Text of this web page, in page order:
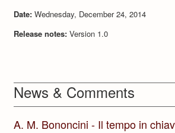
Date: Wednesday, December 24, 2014
Release notes: Version 1.0
News & Comments
A. M. Bononcini - Il tempo in